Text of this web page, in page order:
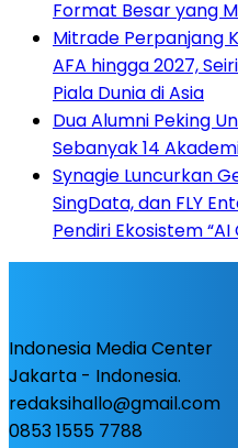
Format Besar yang
Mitrade Perpanjang
AFA hingga 2027,
Piala Dunia di Asia
Dua Alumni Peking
Sebanyak 14
Synagie Luncurkan
SingData, dan FLY
Pendiri Ekosistem
Indonesia Media Center
Jakarta - Indonesia.
redaksihallo@gmail.com
0853 1555 7788